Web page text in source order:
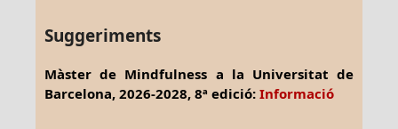
Suggeriments
Màster de Mindfulness a la Universitat de
Barcelona, 2026-2028, 8ª edició: Informació